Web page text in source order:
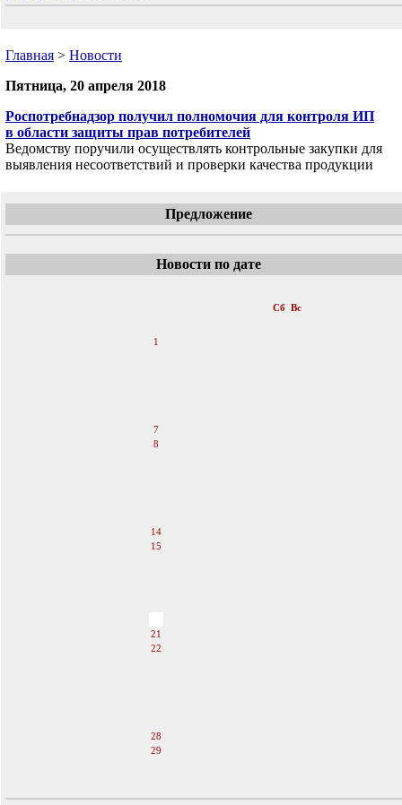
Главная > Новости
Пятница, 20 апреля 2018
Роспотребнадзор получил полномочия для контроля ИП
в области защиты прав потребителей
Ведомству поручили осуществлять контрольные закупки для
выявления несоответствий и проверки качества продукции
Предложение
Новости по дате
Сб Вс
1
7
8
14
15
21
22
28
29